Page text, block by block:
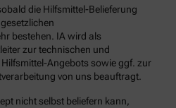
die Hilfsmittel-Belieferung
bestehen. IA wird als
zur technischen und
Angebots sowie ggf. zur
von uns beauftragt.
nicht selbst beliefern kann,